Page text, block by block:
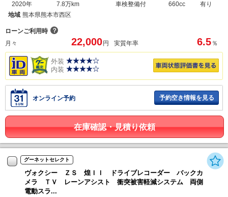
2020年
7.8万km
車検整備付
660cc
有り
地域 熊本県熊本市西区
ローンご利用時 ？
月々
22,000 円 実質年率 6.5 ％
外装
内装
オンライン予約 予約空き情報を見る
在庫確認・見積り依頼
グーネットセレクト
ヴォクシー ＺＳ 煌ＩＩ ドライブレコーダー バックカ
メラ ＴＶ レーンアシスト 衝突被害軽減システム 両側
電動スラ...